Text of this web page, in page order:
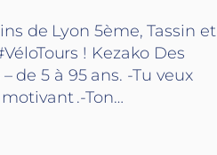
de Lyon 5ème, Tassin et
! Kezako Des
de 5 à 95 ans. -Tu veux
.-Ton…